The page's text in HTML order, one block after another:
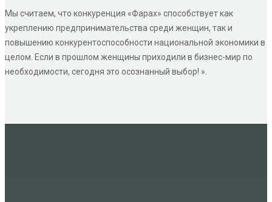
Мы считаем, что конкуренция «Фарах» способствует как
укреплению предпринимательства среди женщин, так и
повышению конкурентоспособности национальной экономики в
целом. Если в прошлом женщины приходили в бизнес-мир по
необходимости, сегодня это осознанный выбор! ».